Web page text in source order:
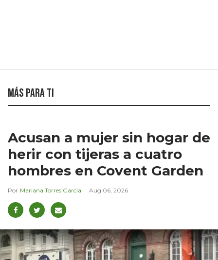
Más para ti
Acusan a mujer sin hogar de
herir con tijeras a cuatro
hombres en Covent Garden
Mariana Torres García Aug 06, 2026